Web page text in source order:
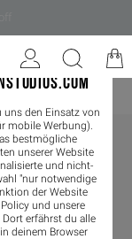
uns den Einsatz von
mobile Werbung).
bestmögliche
unserer Website
und nicht-
"nur notwendige
der Website
und unsere
erfährst du alle
deinem Browser